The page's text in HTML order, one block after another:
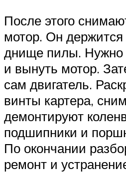
После этого
мотор. Он
днище пилы. Нужно
и вынуть мотор.
сам двигатель.
винты картера,
демонтируют
подшипники и
По окончании
ремонт и